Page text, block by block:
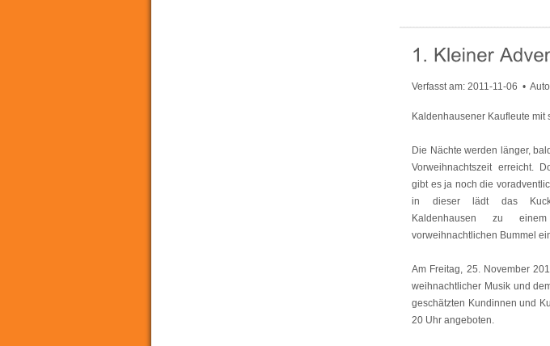
Verfasst am: 2011-11-06 •
Kaldenhausener Kaufleute mit
Die Nächte werden länger,
Vorweihnachtszeit erreicht.
gibt es ja noch die
in dieser lädt das
Kaldenhausen zu einem
vorweihnachtlichen Bummel
Am Freitag, 25. November
weihnachtlicher Musik und
geschätzten Kundinnen und
20 Uhr angeboten.